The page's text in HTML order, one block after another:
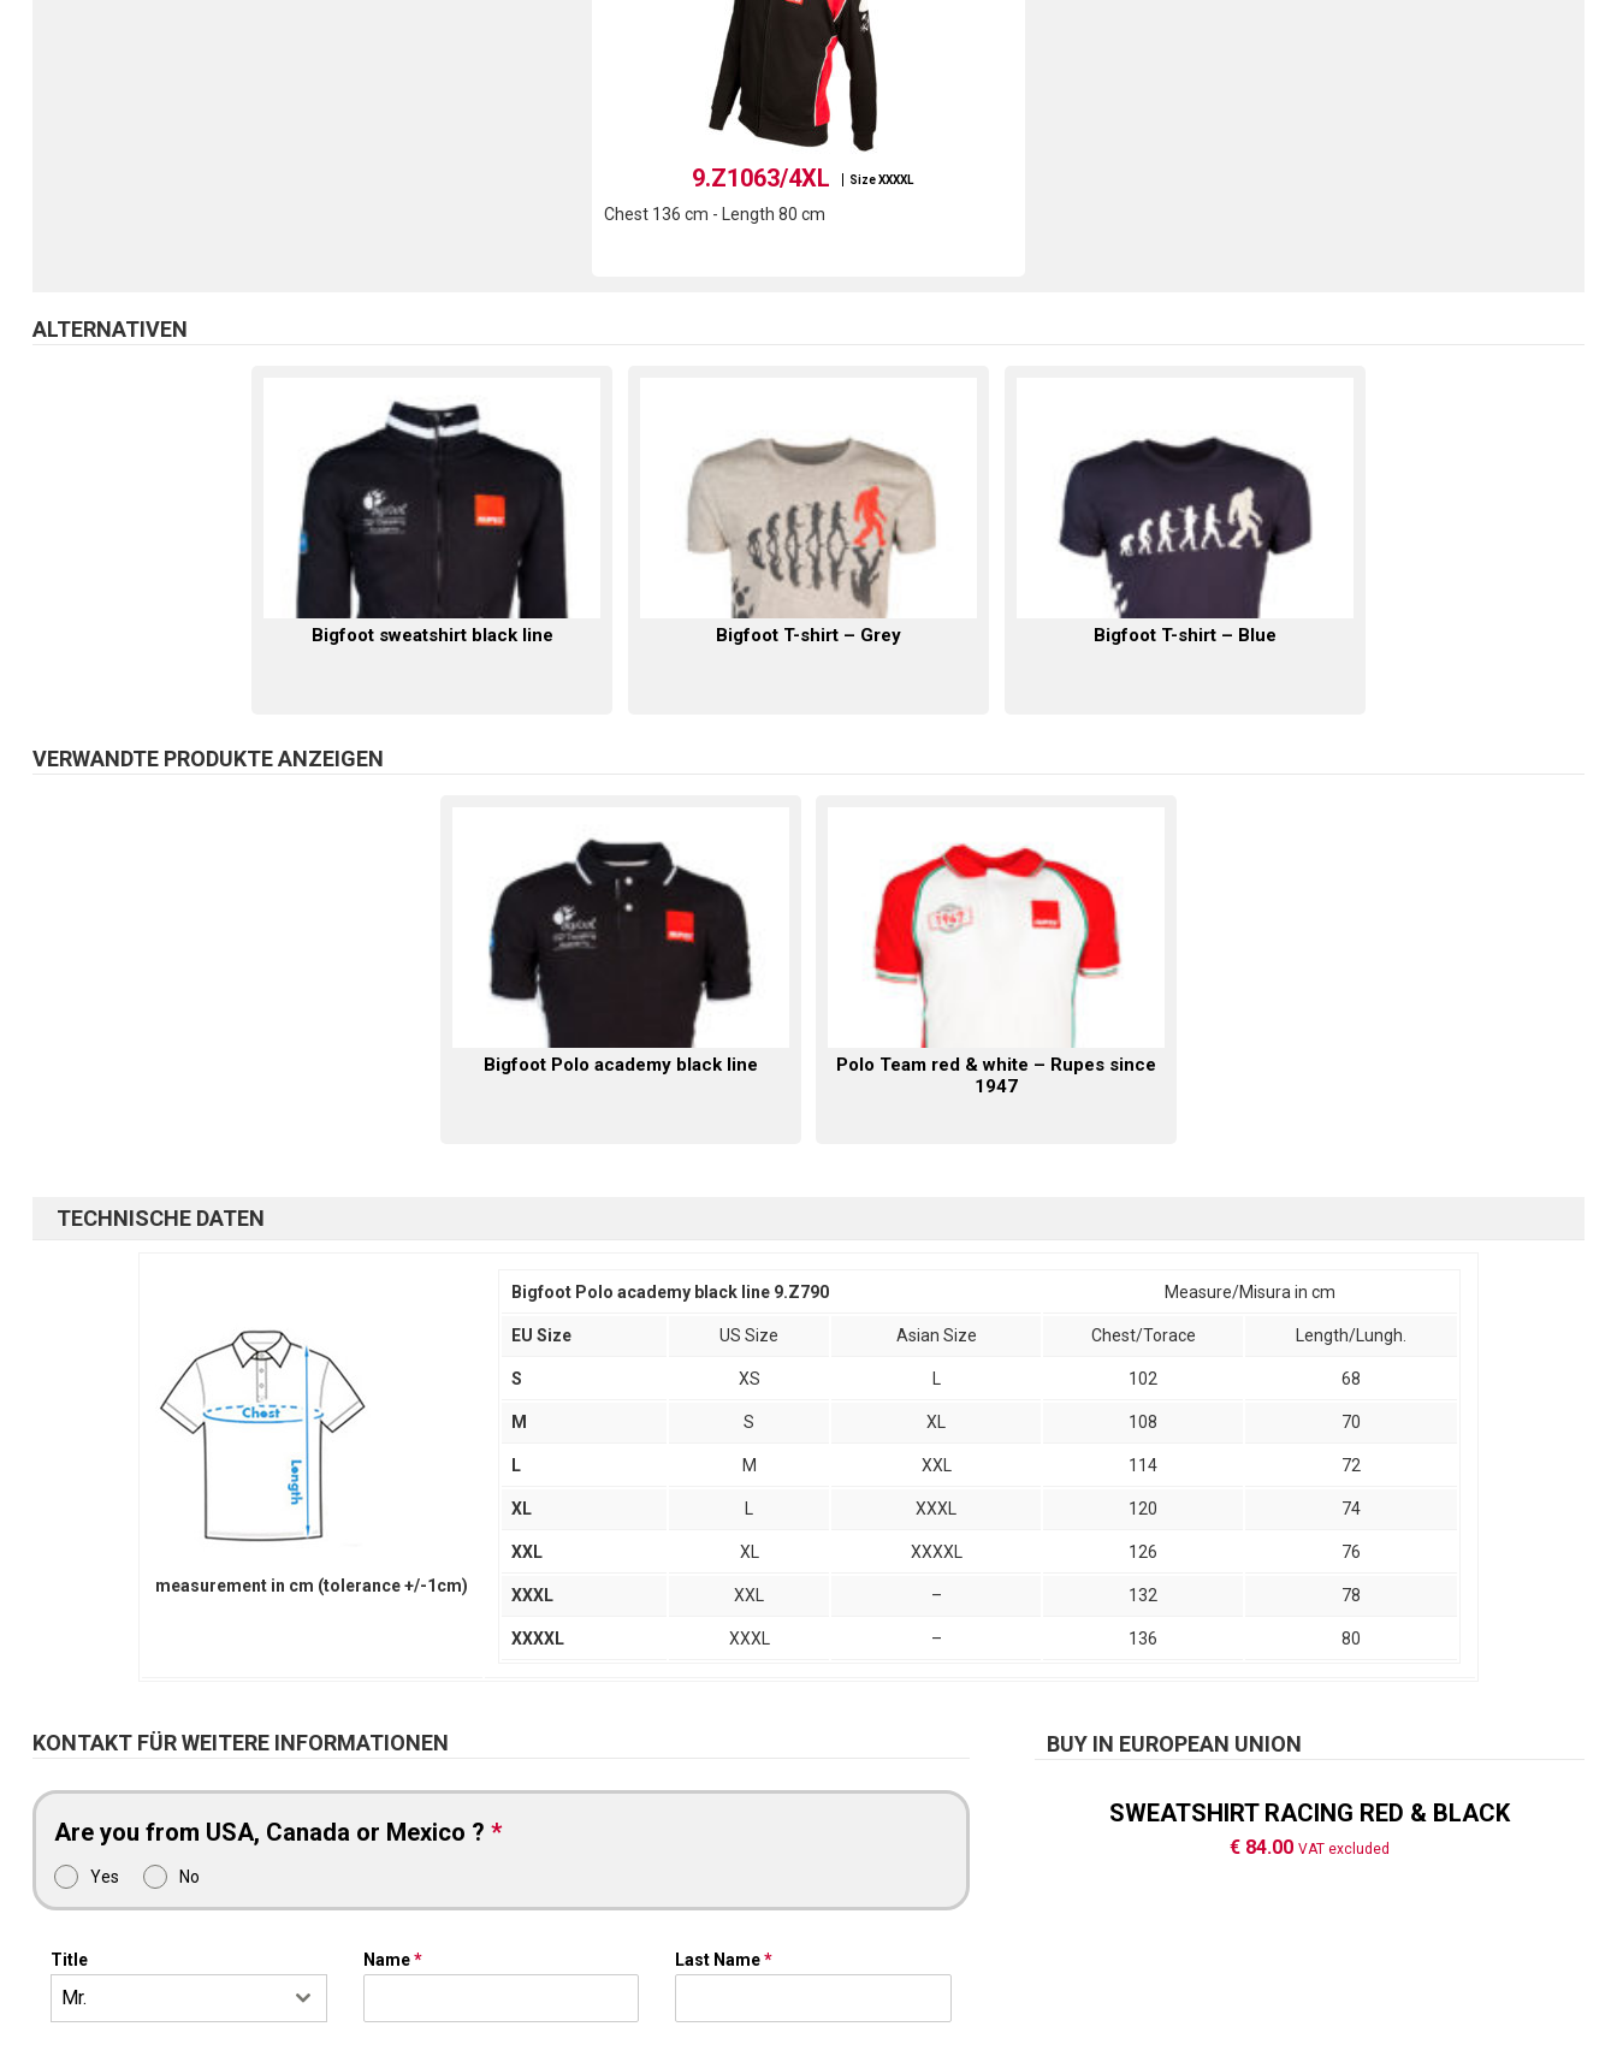
9.Z1063/4XL Size XXXXL
Chest 136 cm - Length 80 cm
ALTERNATIVEN
Bigfoot sweatshirt black line Bigfoot T-shirt – Grey Bigfoot T-shirt – Blue
VERWANDTE PRODUKTE ANZEIGEN
Bigfoot Polo academy black line
Polo Team red & white – Rupes since
1947
TECHNISCHE DATEN
measurement in cm (tolerance +/-1cm)
Bigfoot Polo academy black line 9.Z790 Measure/Misura in cm
EU Size US Size Asian Size Chest/Torace Length/Lungh.
S XS 102 68
M S XL 108 70
L M XXL 114 72
XL XXXL 120 74
XXL XL XXXXL 126 76
XXXL XXL – 132 78
XXXXL XXXL – 136 80
KONTAKT FÜR WEITERE INFORMATIONEN
Are you from USA, Canada or Mexico ?*
Yes No
Title
Mr.
Name* Last Name*
BUY IN EUROPEAN UNION
SWEATSHIRT RACING RED & BLACK
€ 84.00VAT excluded